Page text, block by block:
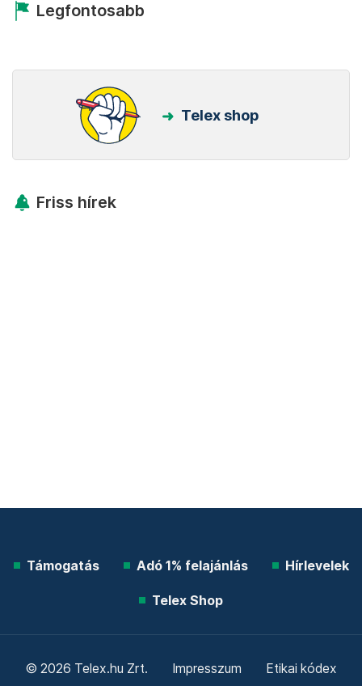
Legfontosabb
Telex shop
Friss hírek
Támogatás Adó 1% felajánlás Hírlevelek
Telex Shop
© 2026 Telex.hu Zrt. Impresszum Etikai kódex